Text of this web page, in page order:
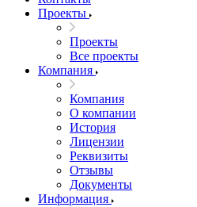
Проекты
Проекты
Все проекты
Компания
Компания
О компании
История
Лицензии
Реквизиты
Отзывы
Документы
Информация